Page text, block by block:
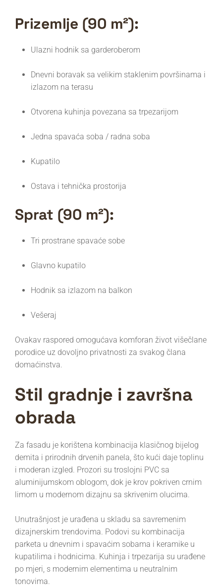
Prizemlje (90 m²):
Ulazni hodnik sa garderoberom
Dnevni boravak sa velikim staklenim površinama i
izlazom na terasu
Otvorena kuhinja povezana sa trpezarijom
Jedna spavaća soba / radna soba
Kupatilo
Ostava i tehnička prostorija
Sprat (90 m²):
Tri prostrane spavaće sobe
Glavno kupatilo
Hodnik sa izlazom na balkon
Vešeraj
Ovakav raspored omogućava komforan život višečlane
porodice uz dovoljno privatnosti za svakog člana
domaćinstva.
Stil gradnje i završna
obrada
Za fasadu je korištena kombinacija klasičnog bijelog
demita i prirodnih drvenih panela, što kući daje toplinu
i moderan izgled. Prozori su troslojni PVC sa
aluminijumskom oblogom, dok je krov pokriven crnim
limom u modernom dizajnu sa skrivenim olucima.
Unutrašnjost je urađena u skladu sa savremenim
dizajnerskim trendovima. Podovi su kombinacija
parketa u dnevnim i spavaćim sobama i keramike u
kupatilima i hodnicima. Kuhinja i trpezarija su urađene
po mjeri, s modernim elementima u neutralnim
tonovima.